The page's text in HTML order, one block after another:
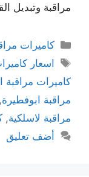
مراقبة وتبديل
كاميرات
اسعار
كاميرات مراقبة
مراقبة ابوفطيرة,
مراقبة لاسلكية,
أضف تعليق